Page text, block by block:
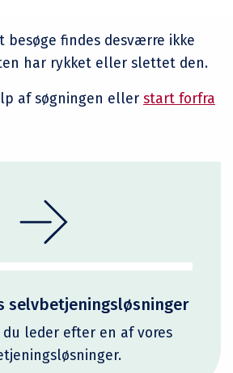
besøge findes desværre ikke
har rykket eller slettet den.
af søgningen eller start forfra
selvbetjeningsløsninger
leder efter en af vores